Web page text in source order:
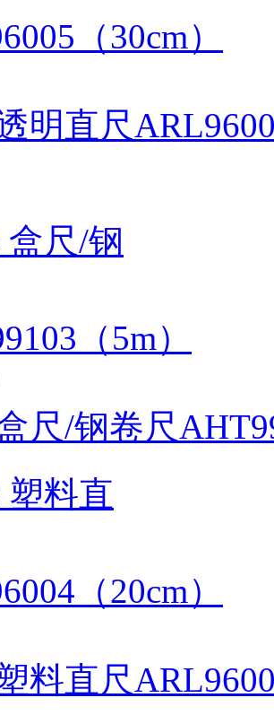
明直尺
尺/钢卷尺
料直尺